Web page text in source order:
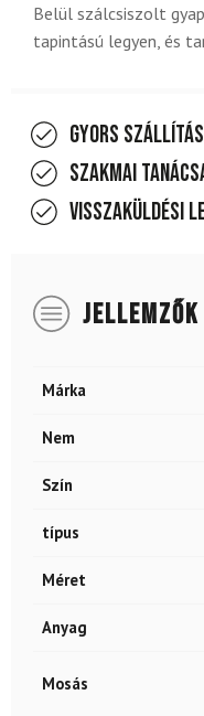
Belül szálcsiszolt
tapintású legyen, és
Gyors szállítás
Szakmai
Visszaküldési
JELLEMZŐK
Márka
Nem
Szín
típus
Méret
Anyag
Mosás